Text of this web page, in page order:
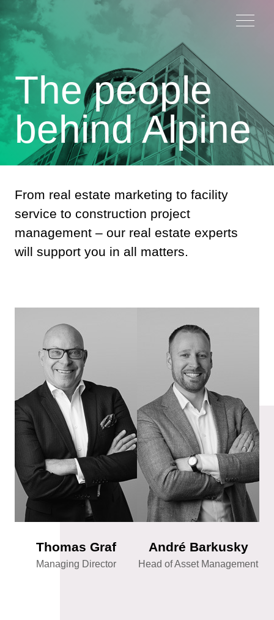
The people
behind Alpine
From real estate marketing to facility
service to construction project
management – our real estate experts
will support you in all matters.
Thomas Graf
Managing Director
André Barkusky
Head of Asset Management